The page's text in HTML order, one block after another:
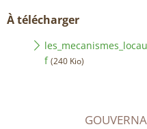
À télécharger
f (240 Kio)